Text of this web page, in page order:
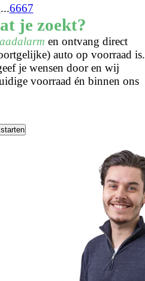
...6667
je zoekt?
en ontvang direct
auto op voorraad is.
je wensen door en wij
voorraad én binnen ons